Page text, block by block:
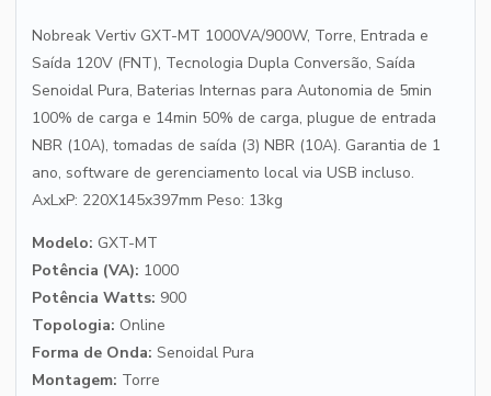
Nobreak Vertiv GXT-MT 1000VA/900W, Torre, Entrada e
Saída 120V (FNT), Tecnologia Dupla Conversão, Saída
Senoidal Pura, Baterias Internas para Autonomia de 5min
100% de carga e 14min 50% de carga, plugue de entrada
NBR (10A), tomadas de saída (3) NBR (10A). Garantia de 1
ano, software de gerenciamento local via USB incluso.
AxLxP: 220X145x397mm Peso: 13kg
Modelo: GXT-MT
Potência (VA): 1000
Potência Watts: 900
Topologia: Online
Forma de Onda: Senoidal Pura
Montagem: Torre